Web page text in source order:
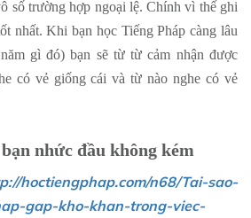
số trường hợp ngoại lệ. Chính vì thế ghi
nhất. Khi bạn học Tiếng Pháp càng lâu
gì đó) bạn sẽ từ từ cảm nhận được
có vẻ giống cái và từ nào nghe có vẻ
nhức đầu không kém
hoctiengphap.com/n68/Tai-sao-
gap-kho-khan-trong-viec-